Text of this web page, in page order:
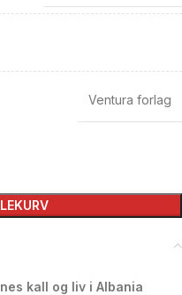
Ventura forlag
kall og liv i Albania